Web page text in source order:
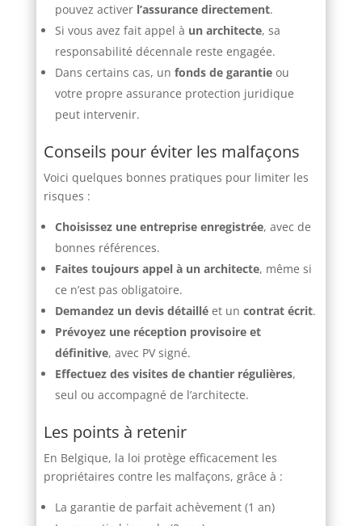
pouvez activer l’assurance directement.
Si vous avez fait appel à un architecte, sa
responsabilité décennale reste engagée.
Dans certains cas, un fonds de garantieou
votre propre assurance protection juridique
peut intervenir.
Conseils pour éviter les malfaçons
Voici quelques bonnes pratiques pour limiter les
risques :
Choisissez une entreprise enregistrée, avec de
bonnes références.
Faites toujours appel à un architecte, même si
ce n’est pas obligatoire.
Demandez un devis détailléet un contrat écrit.
Prévoyez une réception provisoire et
définitive, avec PV signé.
Effectuez des visites de chantier régulières,
seul ou accompagné de l’architecte.
Les points à retenir
En Belgique, la loi protège efficacement les
propriétaires contre les malfaçons, grâce à :
La garantie de parfait achèvement (1 an)